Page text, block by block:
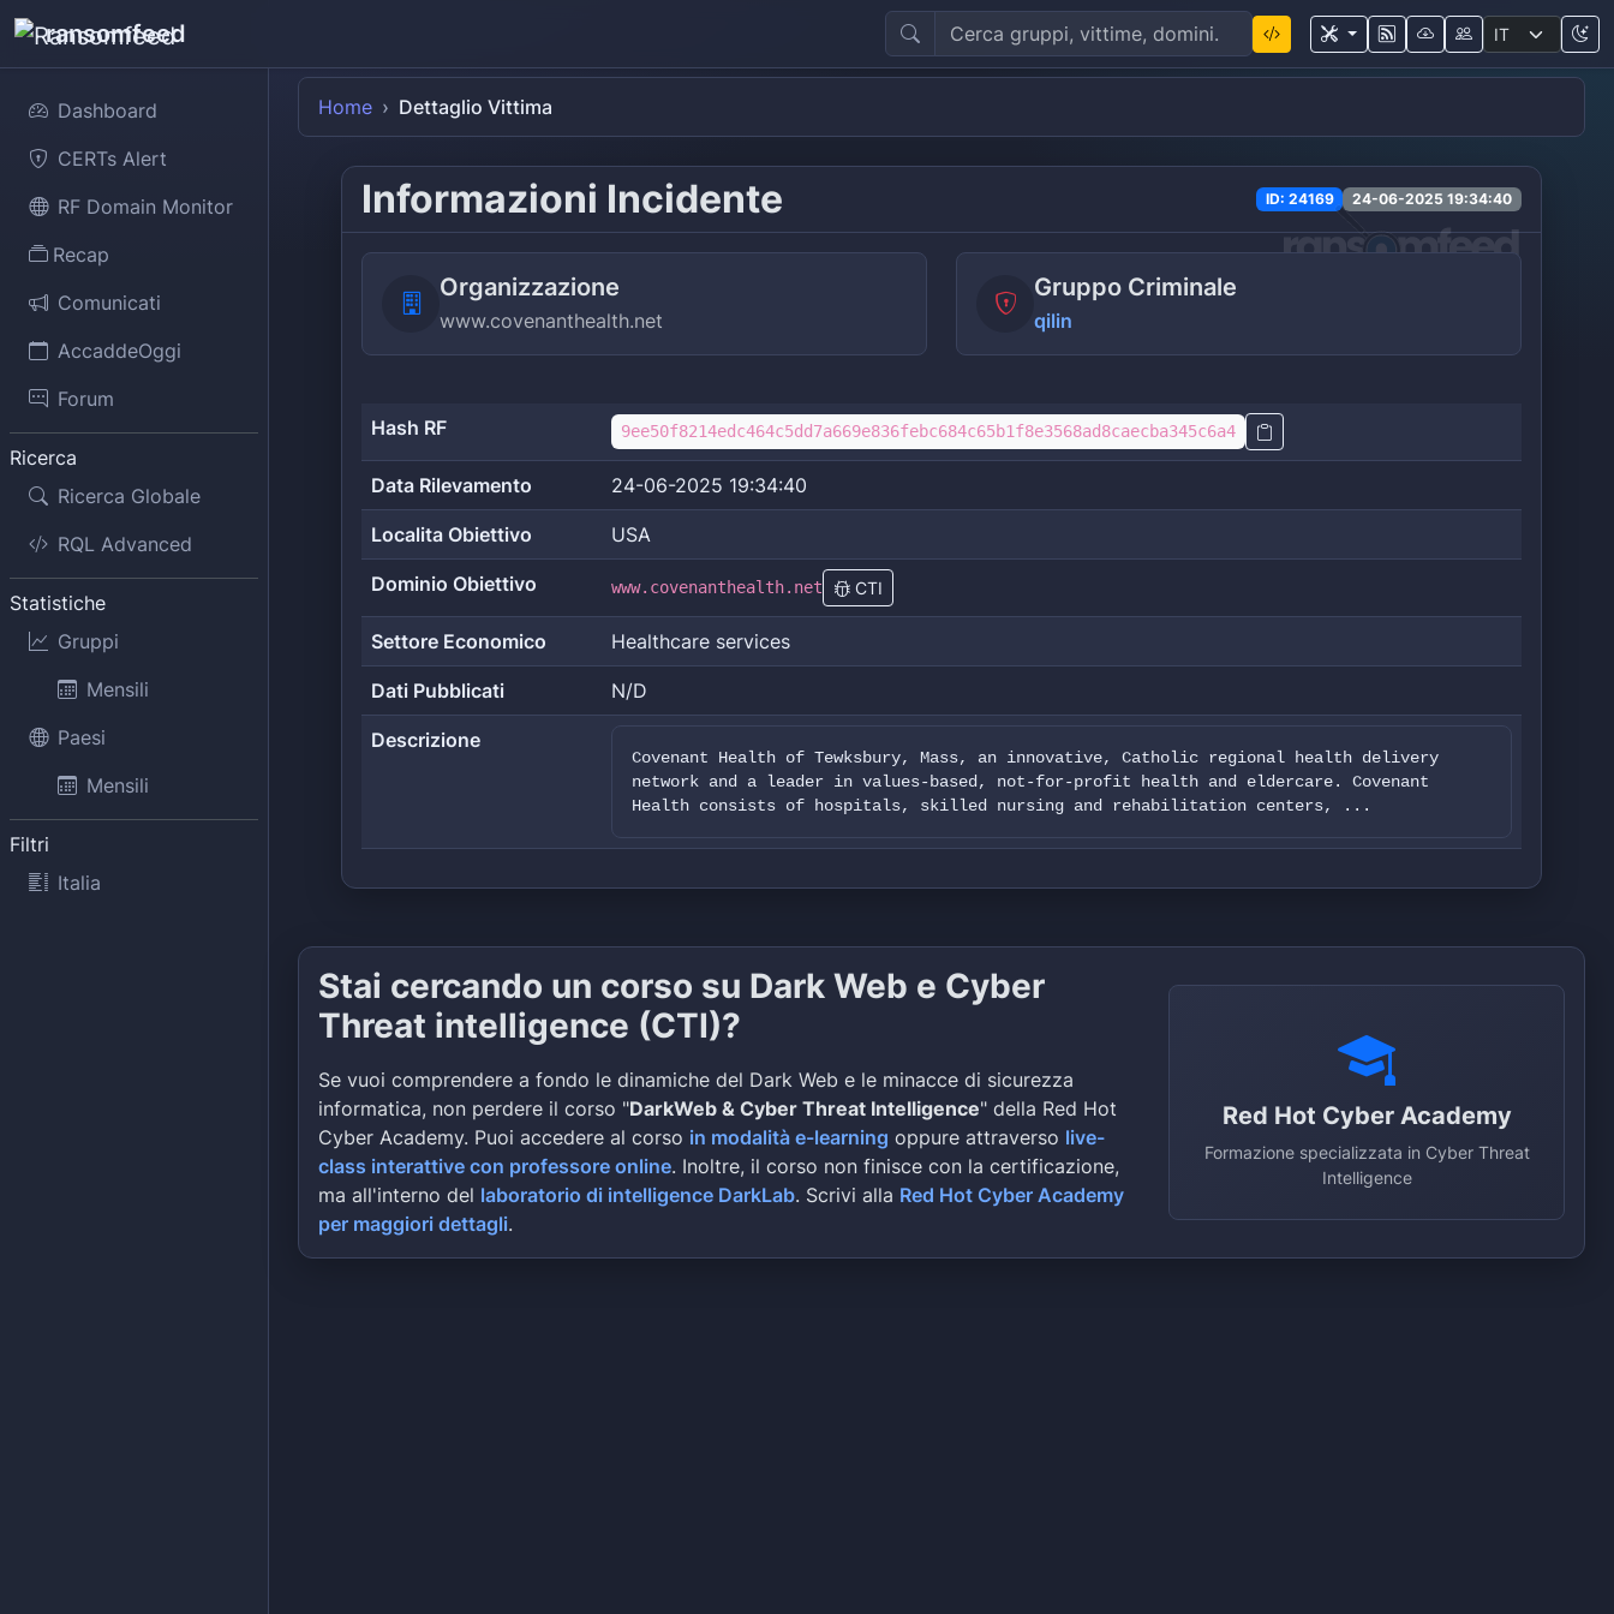
ransomfeed
Dashboard
CERTs Alert
RF Domain Monitor
Recap
Comunicati
AccaddeOggi
Forum
Ricerca
Ricerca Globale
RQL Advanced
Statistiche
Gruppi
Mensili
Paesi
Mensili
Filtri
Italia
Home Dettaglio Vittima
Informazioni Incidente ID: 24169 24-06-2025 19:34:40
Organizzazione
www.covenanthealth.net
Gruppo Criminale
qilin
Hash RF 9ee50f8214edc464c5dd7a669e836febc684c65b1f8e3568ad8caecba345c6a4
Data Rilevamento 24-06-2025 19:34:40
Localita Obiettivo USA
Dominio Obiettivo www.covenanthealth.net CTI
Settore Economico Healthcare services
Dati Pubblicati N/D
Descrizione
Covenant Health of Tewksbury, Mass, an innovative, Catholic regional health delivery
network and a leader in values-based, not-for-profit health and eldercare. Covenant
Health consists of hospitals, skilled nursing and rehabilitation centers, ...
Stai cercando un corso su Dark Web e Cyber
Threat intelligence (CTI)?
Se vuoi comprendere a fondo le dinamiche del Dark Web e le minacce di sicurezza
informatica, non perdere il corso "DarkWeb & Cyber Threat Intelligence" della Red Hot
Cyber Academy. Puoi accedere al corso in modalità e-learning oppure attraverso live-
class interattive con professore online. Inoltre, il corso non finisce con la certificazione,
ma all'interno del laboratorio di intelligence DarkLab. Scrivi alla Red Hot Cyber Academy
per maggiori dettagli.
Red Hot Cyber Academy
Formazione specializzata in Cyber Threat
Intelligence